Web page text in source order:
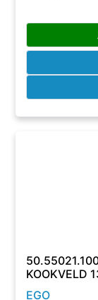
KOOKVELD
EGO